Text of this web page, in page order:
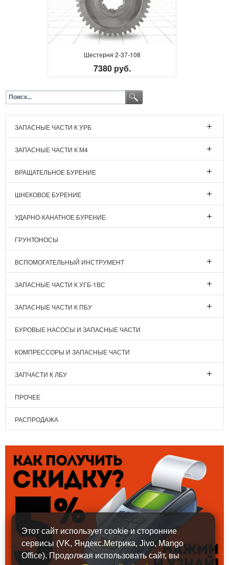
Шестерня 2-37-108
7380 руб.
ЗАПАСНЫЕ ЧАСТИ К УРБ
ЗАПАСНЫЕ ЧАСТИ К М4
ВРАЩАТЕЛЬНОЕ БУРЕНИЕ
ШНЕКОВОЕ БУРЕНИЕ
УДАРНО-КАНАТНОЕ БУРЕНИЕ
ГРУНТОНОСЫ
ВСПОМОГАТЕЛЬНЫЙ ИНСТРУМЕНТ
ЗАПАСНЫЕ ЧАСТИ К УГБ-1ВС
ЗАПАСНЫЕ ЧАСТИ К ПБУ
БУРОВЫЕ НАСОСЫ И ЗАПАСНЫЕ ЧАСТИ
КОМПРЕССОРЫ И ЗАПАСНЫЕ ЧАСТИ
ЗАПЧАСТИ К ЛБУ
ПРОЧЕЕ
РАСПРОДАЖА
Этот сайт использует cookie и сторонние
сервисы (VK, Яндекс.Метрика, Jivo, Mango
Office). Продолжая использовать сайт, вы